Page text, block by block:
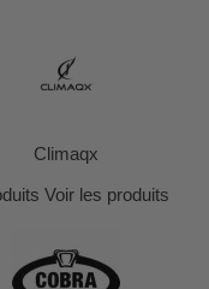
Climaqx
Voir les produits